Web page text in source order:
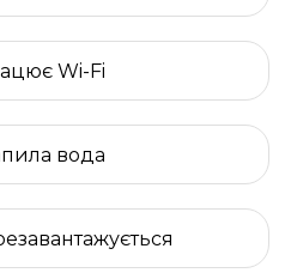
Wi-Fi
вода